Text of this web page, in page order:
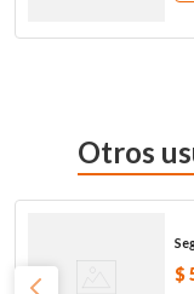
Otros
$